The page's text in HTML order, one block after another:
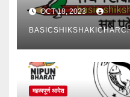
OCT 18, 2023
महत्वपूर्ण आदेश